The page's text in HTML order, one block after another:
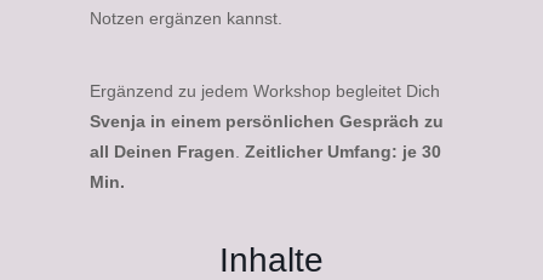
Notzen ergänzen kannst.
Ergänzend zu jedem Workshop begleitet Dich
Svenja in einem persönlichen Gespräch zu
all Deinen Fragen. Zeitlicher Umfang: je 30
Min.
Inhalte